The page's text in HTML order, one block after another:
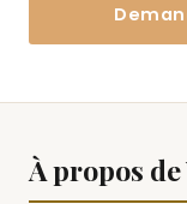
À propos